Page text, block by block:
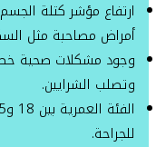
أمراض مصاحبة مثل
وجود مشكلات صحية
وتصلب الشرايين.
للجراحة.